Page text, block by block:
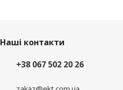
Наші контакти
+38 067 502 20 26